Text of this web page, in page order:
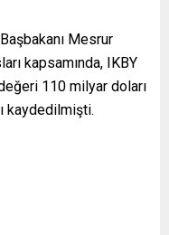
Mesrur
kapsamında, IKBY
110 milyar doları
kaydedilmişti.